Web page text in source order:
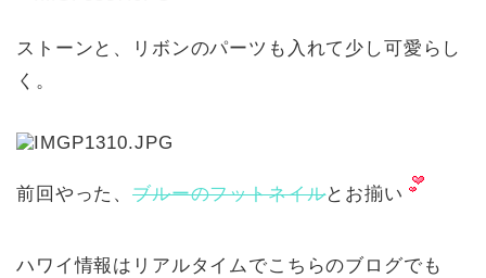
ストーンと、リボンのパーツも入れて少し可愛らし
く。
前回やった、ブルーのフットネイルとお揃い
ハワイ情報はリアルタイムでこちらのブログでも